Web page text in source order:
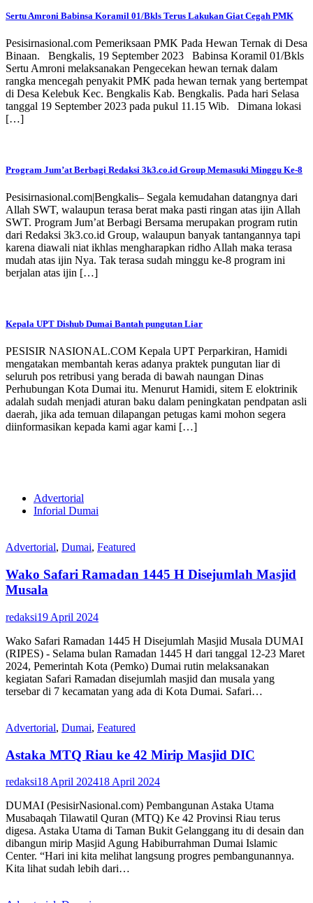
Sertu Amroni Babinsa Koramil 01/Bkls Terus Lakukan Giat Cegah PMK
Pesisirnasional.com Pemeriksaan PMK Pada Hewan Ternak di Desa
Binaan. Bengkalis, 19 September 2023 Babinsa Koramil 01/Bkls
Sertu Amroni melaksanakan Pengecekan hewan ternak dalam
rangka mencegah penyakit PMK pada hewan ternak yang bertempat
di Desa Kelebuk Kec. Bengkalis Kab. Bengkalis. Pada hari Selasa
tanggal 19 September 2023 pada pukul 11.15 Wib. Dimana lokasi
[…]
Program Jum’at Berbagi Redaksi 3k3.co.id Group Memasuki Minggu Ke-8
Pesisirnasional.com|Bengkalis– Segala kemudahan datangnya dari
Allah SWT, walaupun terasa berat maka pasti ringan atas ijin Allah
SWT. Program Jum’at Berbagi Bersama merupakan program rutin
dari Redaksi 3k3.co.id Group, walaupun banyak tantangannya tapi
karena diawali niat ikhlas mengharapkan ridho Allah maka terasa
mudah atas ijin Nya. Tak terasa sudah minggu ke-8 program ini
berjalan atas ijin […]
Kepala UPT Dishub Dumai Bantah pungutan Liar
PESISIR NASIONAL.COM Kepala UPT Perparkiran, Hamidi
mengatakan membantah keras adanya praktek pungutan liar di
seluruh pos retribusi yang berada di bawah naungan Dinas
Perhubungan Kota Dumai itu. Menurut Hamidi, sitem E eloktrinik
adalah sudah menjadi aturan baku dalam peningkatan pendpatan asli
daerah, jika ada temuan dilapangan petugas kami mohon segera
diinformasikan kepada kami agar kami […]
Advertorial
Inforial Dumai
Advertorial, Dumai, Featured
Wako Safari Ramadan 1445 H Disejumlah Masjid
Musala
redaksi19 April 2024
Wako Safari Ramadan 1445 H Disejumlah Masjid Musala DUMAI
(RIPES) - Selama bulan Ramadan 1445 H dari tanggal 12-23 Maret
2024, Pemerintah Kota (Pemko) Dumai rutin melaksanakan
kegiatan Safari Ramadan disejumlah masjid dan musala yang
tersebar di 7 kecamatan yang ada di Kota Dumai. Safari…
Advertorial, Dumai, Featured
Astaka MTQ Riau ke 42 Mirip Masjid DIC
redaksi18 April 202418 April 2024
DUMAI (PesisirNasional.com) Pembangunan Astaka Utama
Musabaqah Tilawatil Quran (MTQ) Ke 42 Provinsi Riau terus
digesa. Astaka Utama di Taman Bukit Gelanggang itu di desain dan
dibangun mirip Masjid Agung Habiburrahman Dumai Islamic
Center. “Hari ini kita melihat langsung progres pembangunannya.
Kita lihat sudah lebih dari…